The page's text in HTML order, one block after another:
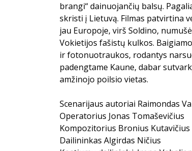
brangi“ dainuojančių balsų.
skristi į Lietuvą. Filmas patvirtina
jau Europoje, virš Soldino,
Vokietijos fašistų kulkos.
ir fotonuotraukos, rodantys
padengtame Kaune, dabar
amžinojo poilsio vietas.
Scenarijaus autoriai Raimondas
Operatorius Jonas Tomaševičius
Kompozitorius Bronius Kutavičius
Dailininkas Algirdas Ničius